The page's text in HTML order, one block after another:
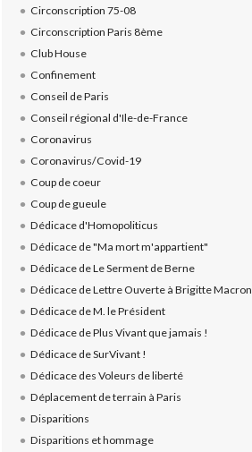
Circonscription 75-08
Circonscription Paris 8ème
Club House
Confinement
Conseil de Paris
Conseil régional d'Ile-de-France
Coronavirus
Coronavirus/Covid-19
Coup de coeur
Coup de gueule
Dédicace d'Homopoliticus
Dédicace de "Ma mort m'appartient"
Dédicace de Le Serment de Berne
Dédicace de Lettre Ouverte à Brigitte Macron
Dédicace de M. le Président
Dédicace de Plus Vivant que jamais !
Dédicace de SurVivant !
Dédicace des Voleurs de liberté
Déplacement de terrain à Paris
Disparitions
Disparitions et hommage